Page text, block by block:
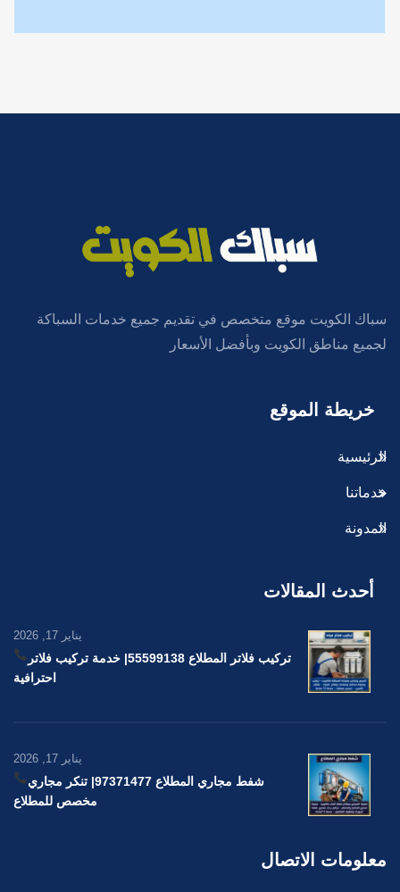
سباك الكويت موقع متخصص في تقديم جميع خدمات السباكة
لجميع مناطق الكويت وبأفضل الأسعار
خريطة الموقع
الرئيسية
خدماتنا
المدونة
أحدث المقالات
يناير 17, 2026
تركيب فلاتر المطلاع 55599138
| خدمة تركيب فلاتر
احترافية
يناير 17, 2026
شفط مجاري المطلاع 97371477
| تنكر مجاري
مخصص للمطلاع
معلومات الاتصال